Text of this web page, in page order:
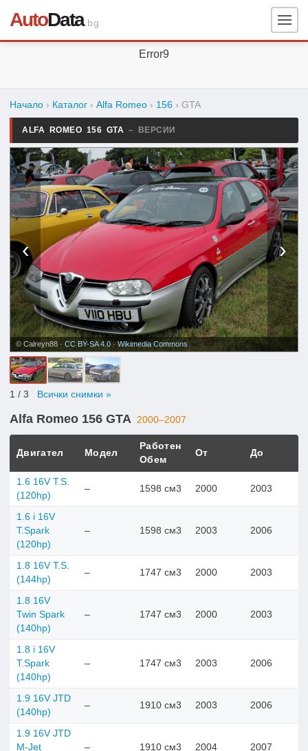
AutoData.bg
Error9
Начало › Каталог › Alfa Romeo › 156 › GTA
ALFA ROMEO 156 GTA – ВЕРСИИ
‹ ›
© Calreyn88 · CC BY-SA 4.0 · Wikimedia Commons
1 / 3 Всички снимки »
Alfa Romeo 156 GTA 2000–2007
Двигател Модел
Работен
Обем
От До
1.6 16V T.S.
(120hp)
– 1598 см3 2000 2003
1.6 i 16V
T.Spark
(120hp)
– 1598 см3 2003 2006
1.8 16V T.S.
(144hp)
– 1747 см3 2000 2003
1.8 16V
Twin Spark
(140hp)
– 1747 см3 2000 2003
1.8 i 16V
T.Spark
(140hp)
– 1747 см3 2003 2006
1.9 16V JTD
(140hp)
– 1910 см3 2003 2006
1.9 16V JTD
M-Jet
– 1910 см3 2004 2007